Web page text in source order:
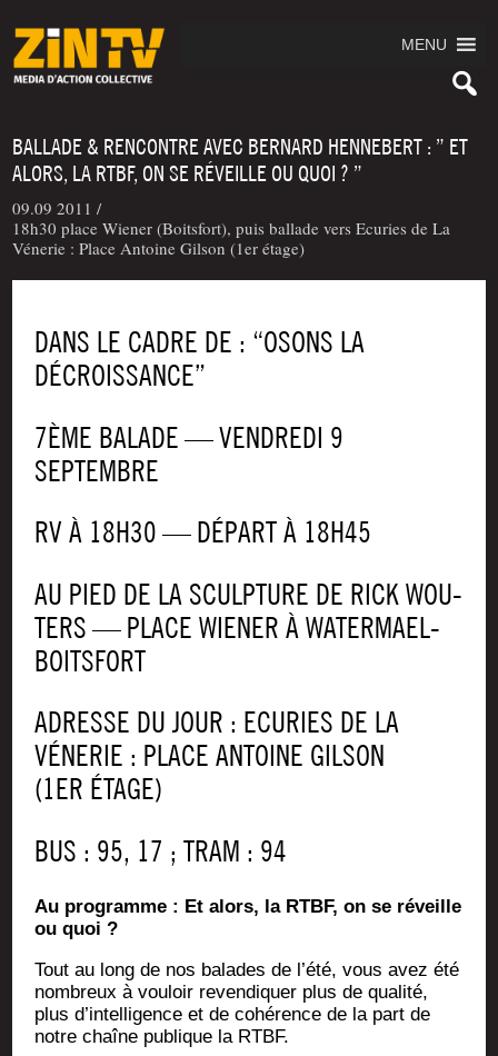
MENU
BALLADE & RENCONTRE AVEC BERNARD HENNEBERT : ” ET
ALORS, LA RTBF, ON SE RÉVEILLE OU QUOI ? ”
09.09 2011 /
18h30 place Wiener (Boitsfort), puis ballade vers Ecuries de La
Vénerie : Place Antoine Gilson (1er étage)
DANS LE CADRE DE : “OSONS LA
DÉCROISSANCE”
7ÈME BALADE — VEN­DRE­DI 9
SEPTEMBRE
RV À 18H30 — DÉPART À 18H45
AU PIED DE LA SCULP­TURE DE RICK WOU­
TERS — PLACE WIE­NER À WATERMAEL-
BOITSFORT
ADRESSE DU JOUR : ECU­RIES DE LA
VÉNE­RIE : PLACE ANTOINE GIL­SON
(1ER ÉTAGE)
BUS : 95, 17 ; TRAM : 94
Au pro­gramme : Et alors, la RTBF, on se réveille
ou quoi ?
Tout au long de nos balades de l’été, vous avez été
nom­breux à vou­loir reven­di­quer plus de qua­li­té,
plus d’intelligence et de cohé­rence de la part de
notre chaîne publique la RTBF.